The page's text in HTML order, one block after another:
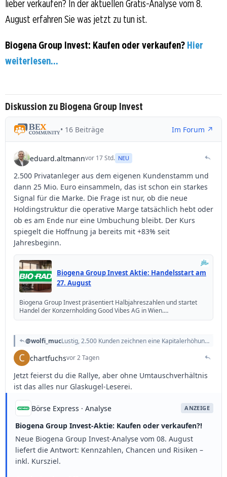
lieber verkaufen? In der aktuellen Gratis-Analyse vom 8.
August erfahren Sie was jetzt zu tun ist.
Biogena Group Invest: Kaufen oder verkaufen? Hier
weiterlesen...
Diskussion zu Biogena Group Invest